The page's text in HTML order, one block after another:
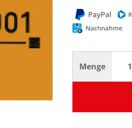
Menge